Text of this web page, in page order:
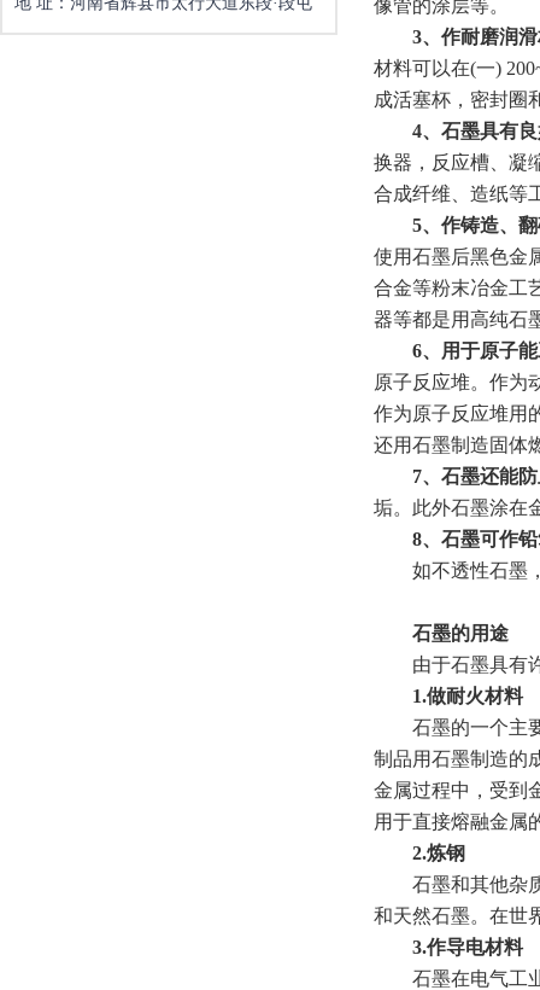
像管的涂层等。
3、作耐磨润
材料可以在(一)
成活塞杯，密封圈
4、石墨具有
换器，反应槽、凝
合成纤维、造纸等
5、作铸造、
使用石墨后黑色金
合金等粉末冶金工
器等都是用高纯石
6、用于原子
原子反应堆。作为
作为原子反应堆用
还用石墨制造固体
7、石墨还能
垢。此外石墨涂在
8、石墨可作
如不透性石墨，
石墨的用途
由于石墨具有许
1.做耐火材料
石墨的一个主要
制品用石墨制造的
金属过程中，受到
用于直接熔融金属
2.炼钢
石墨和其他杂质
和天然石墨。在世
3.作导电材料
石墨在电气工业